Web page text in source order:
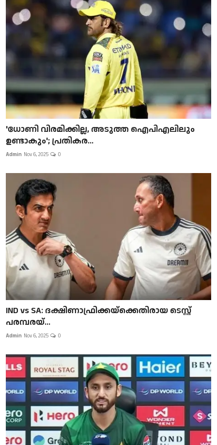
'ധോണി വിരമിക്കില്ല, അടുത്ത ഐപിഎലിലും
ഉണ്ടാകും'; പ്രതികര...
Admin Nov 6, 2025 0
IND vs SA: ദക്ഷിണാഫ്രിക്കയ്‌ക്കെതിരായ ടെസ്റ്റ്
പരമ്പരയ്...
Admin Nov 6, 2025 0